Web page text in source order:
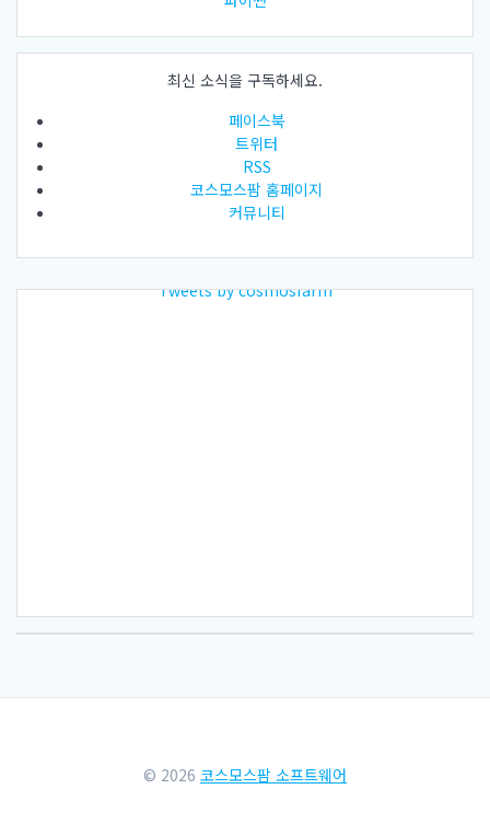
최신 소식을 구독하세요.
페이스북
트위터
RSS
코스모스팜 홈페이지
커뮤니티
Tweets by cosmosfarm
© 2026 코스모스팜 소프트웨어